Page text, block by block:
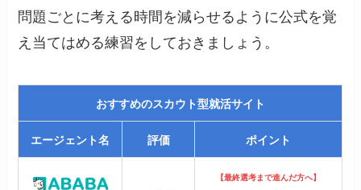
問題ごとに考える時間を減らせるように公式を覚
え当てはめる練習をしておきましょう。
おすすめのスカウト型就活サイト
エージェント名 評価 ポイント
【最終選考まで進んだ方へ】